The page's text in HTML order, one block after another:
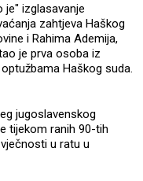
je" izglasavanje
zahtjeva Haškog
i Rahima Ademija,
je prva osoba iz
Haškog suda.
jugoslavenskog
tijekom ranih 90-tih
u ratu u